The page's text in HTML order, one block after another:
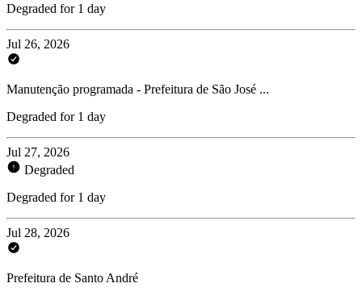
Degraded for 1 day
Jul 26, 2026
Manutenção programada - Prefeitura de São José ...
Degraded for 1 day
Jul 27, 2026
Degraded
Degraded for 1 day
Jul 28, 2026
Prefeitura de Santo André